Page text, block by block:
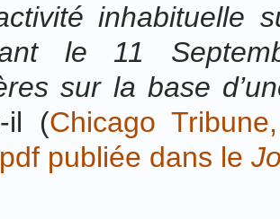
inhabituelle
le 11
sur la base
il (Chicago
publiée dans le